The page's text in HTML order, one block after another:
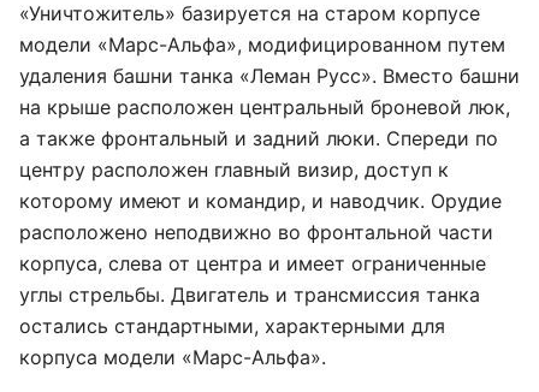
«Уничтожитель» базируется на старом корпусе
модели «Марс-Альфа», модифицированном путем
удаления башни танка «Леман Русс». Вместо башни
на крыше расположен центральный броневой люк,
а также фронтальный и задний люки. Спереди по
центру расположен главный визир, доступ к
которому имеют и командир, и наводчик. Орудие
расположено неподвижно во фронтальной части
корпуса, слева от центра и имеет ограниченные
углы стрельбы. Двигатель и трансмиссия танка
остались стандартными, характерными для
корпуса модели «Марс-Альфа».